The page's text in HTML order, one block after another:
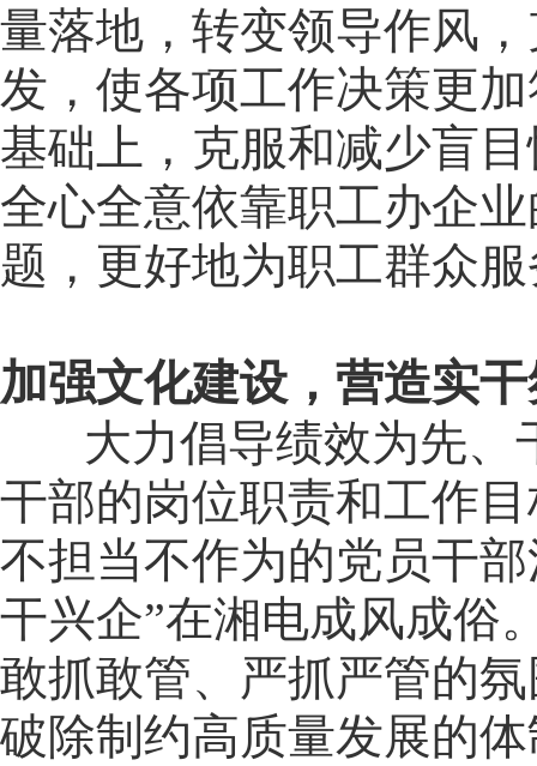
量落地，转变领导作风
发，使各项工作决策更
基础上，克服和减少盲
全心全意依靠职工办企
题，更好地为职工群众
加强文化建设，营造实
大力倡导绩效为先、
干部的岗位职责和工作
不担当不作为的党员干
干兴企”在湘电成风成俗
敢抓敢管、严抓严管的
破除制约高质量发展的